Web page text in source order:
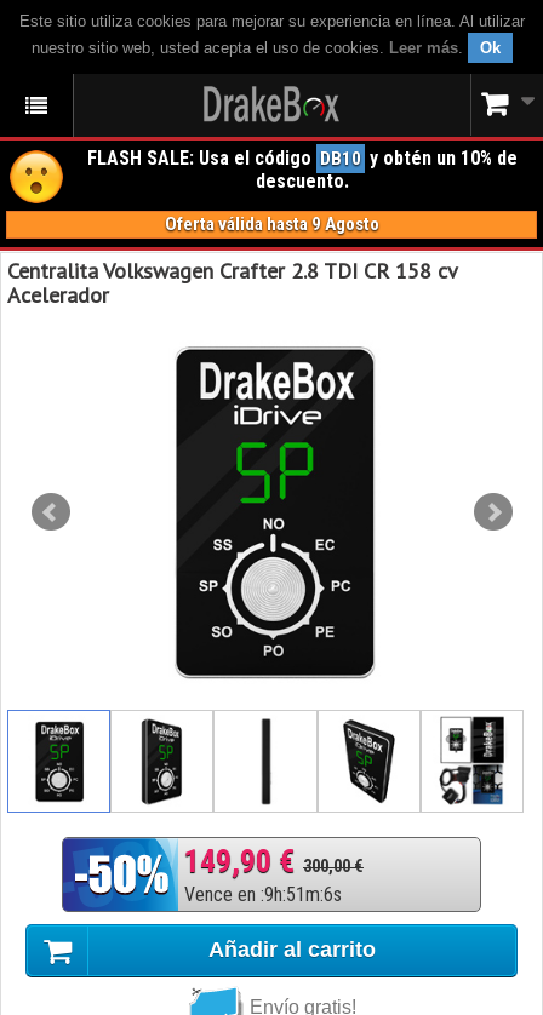
Este sitio utiliza cookies para mejorar su experiencia en línea. Al utilizar
nuestro sitio web, usted acepta el uso de cookies. Leer más. Ok
FLASH SALE: Usa el código DB10 y obtén un 10% de
descuento.
Oferta válida hasta 9 Agosto
Centralita Volkswagen Crafter 2.8 TDI CR 158 cv
Acelerador
149,90 € 300,00 €
Vence en :9h:51m:5s
Añadir al carrito
Envío gratis!